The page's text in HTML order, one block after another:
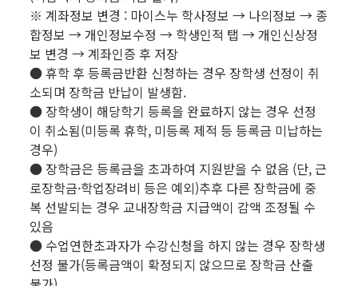
※ 계좌정보 변경 : 마이스누 학사정보 → 나의정보 → 종
합정보 → 개인정보수정 → 학생인적 탭 → 개인신상정
보 변경 → 계좌인증 후 저장
● 휴학 후 등록금반환 신청하는 경우 장학생 선정이 취
소되며 장학금 반납이 발생함.
● 장학생이 해당학기 등록을 완료하지 않는 경우 선정
이 취소됨(미등록 휴학, 미등록 제적 등 등록금 미납하는
경우)
● 장학금은 등록금을 초과하여 지원받을 수 없음 (단, 근
로장학금·학업장려비 등은 예외)추후 다른 장학금에 중
복 선발되는 경우 교내장학금 지급액이 감액 조정될 수
있음
● 수업연한초과자가 수강신청을 하지 않는 경우 장학생
선정 불가(등록금액이 확정되지 않으므로 장학금 산출